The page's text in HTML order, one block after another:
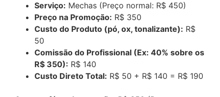
Serviço: Mechas (Preço normal: R$ 450)
Preço na Promoção: R$ 350
Custo do Produto (pó, ox, tonalizante): R$
50
Comissão do Profissional (Ex: 40% sobre os
R$ 350): R$ 140
Custo Direto Total: R$ 50 + R$ 140 = R$ 190